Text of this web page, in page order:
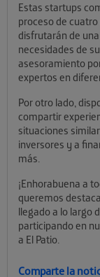
Estas startups
proceso de
disfrutarán de
necesidades de
asesoramiento
expertos en
Por otro lado,
compartir
situaciones
inversores y a
más.
¡Enhorabuena a
queremos
llegado a lo largo
participando en
a El Patio.
Comparte la